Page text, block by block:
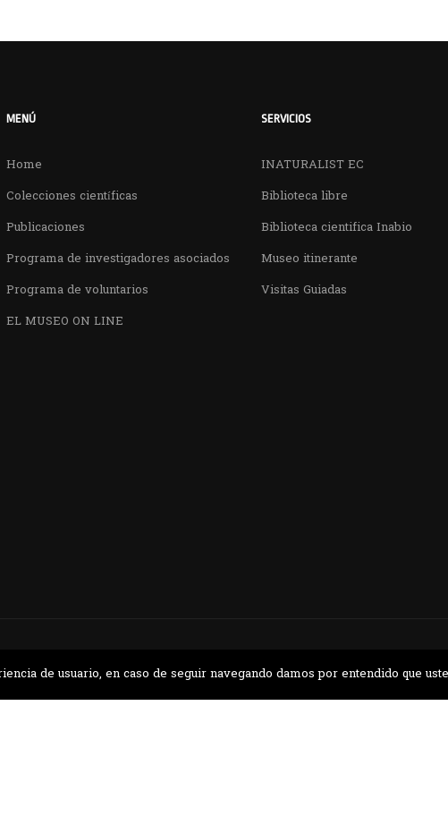
MENÚ
Home
Colecciones científicas
Publicaciones
Programa de investigadores asociados
Programa de voluntarios
EL MUSEO ON LINE
SERVICIOS
INATURALIST EC
Biblioteca libre
Biblioteca cientifica Inabio
Museo itinerante
Visitas Guiadas
de usuario, en caso de seguir navegando damos por entendido que